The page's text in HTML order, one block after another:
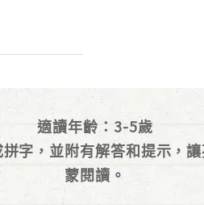
適讀年齡：3-5歲
字，並附有解答和提示，
蒙閱讀。